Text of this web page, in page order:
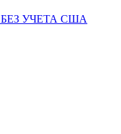
УЧЕТА США